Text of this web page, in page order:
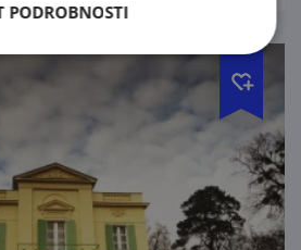
PODROBNOSTI